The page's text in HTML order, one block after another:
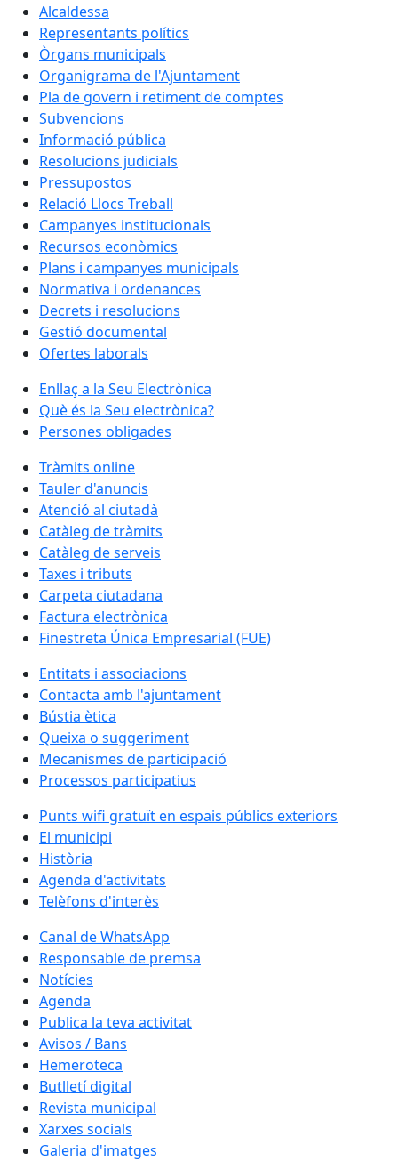
Alcaldessa
Representants polítics
Òrgans municipals
Organigrama de l'Ajuntament
Pla de govern i retiment de comptes
Subvencions
Informació pública
Resolucions judicials
Pressupostos
Relació Llocs Treball
Campanyes institucionals
Recursos econòmics
Plans i campanyes municipals
Normativa i ordenances
Decrets i resolucions
Gestió documental
Ofertes laborals
Enllaç a la Seu Electrònica
Què és la Seu electrònica?
Persones obligades
Tràmits online
Tauler d'anuncis
Atenció al ciutadà
Catàleg de tràmits
Catàleg de serveis
Taxes i tributs
Carpeta ciutadana
Factura electrònica
Finestreta Única Empresarial (FUE)
Entitats i associacions
Contacta amb l'ajuntament
Bústia ètica
Queixa o suggeriment
Mecanismes de participació
Processos participatius
Punts wifi gratuït en espais públics exteriors
El municipi
Història
Agenda d'activitats
Telèfons d'interès
Canal de WhatsApp
Responsable de premsa
Notícies
Agenda
Publica la teva activitat
Avisos / Bans
Hemeroteca
Butlletí digital
Revista municipal
Xarxes socials
Galeria d'imatges